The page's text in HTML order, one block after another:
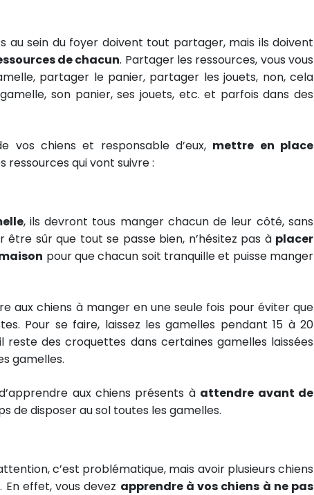
au sein du foyer doivent tout partager, mais ils doivent
de chacun. Partager les ressources, vous vous
partager le panier, partager les jouets, non, cela
son panier, ses jouets, etc. et parfois dans des
vos chiens et responsable d’eux, mettre en place
qui vont suivre :
, ils devront tous manger chacun de leur côté, sans
sûr que tout se passe bien, n’hésitez pas à placer
pour que chacun soit tranquille et puisse manger
aux chiens à manger en une seule fois pour éviter que
Pour se faire, laissez les gamelles pendant 15 à 20
reste des croquettes dans certaines gamelles laissées
gamelles.
aux chiens présents à attendre avant de
de disposer au sol toutes les gamelles.
c’est problématique, mais avoir plusieurs chiens
effet, vous devez apprendre à vos chiens à ne pas